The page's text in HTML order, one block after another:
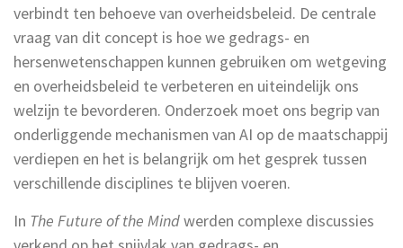
verbindt ten behoeve van overheidsbeleid. De centrale
vraag van dit concept is hoe we gedrags- en
hersenwetenschappen kunnen gebruiken om wetgeving
en overheidsbeleid te verbeteren en uiteindelijk ons
welzijn te bevorderen. Onderzoek moet ons begrip van
onderliggende mechanismen van AI op de maatschappij
verdiepen en het is belangrijk om het gesprek tussen
verschillende disciplines te blijven voeren.
In The Future of the Mindwerden complexe discussies